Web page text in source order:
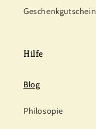
Geschenkgutschein
Hilfe
Blog
Philosopie